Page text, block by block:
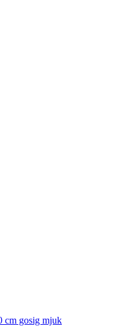
cm gosig mjuk